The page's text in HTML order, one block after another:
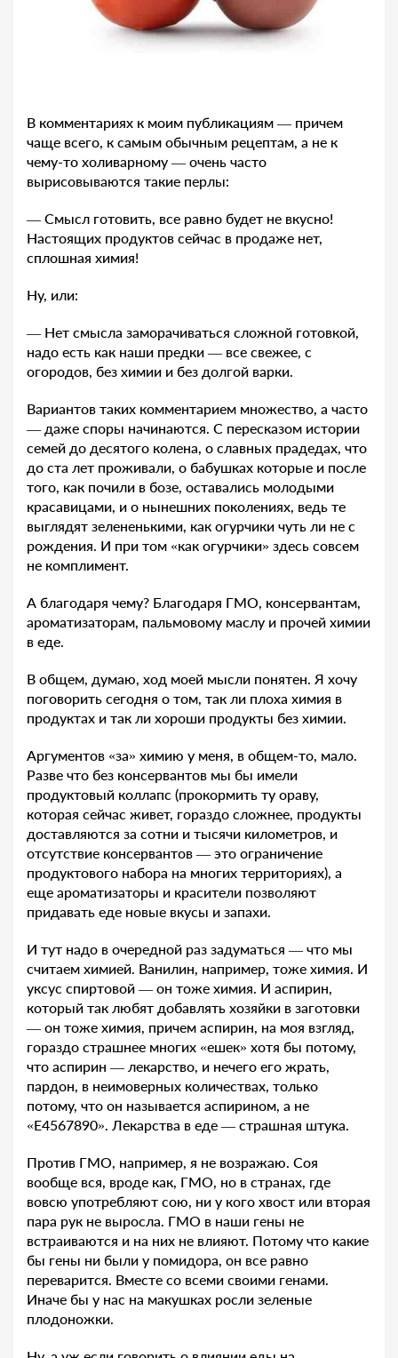
В комментариях к моим публикациям — причем
чаще всего, к самым обычным рецептам, а не к
чему-то холиварному — очень часто
вырисовываются такие перлы:
— Смысл готовить, все равно будет не вкусно!
Настоящих продуктов сейчас в продаже нет,
сплошная химия!
Ну, или:
— Нет смысла заморачиваться сложной готовкой,
надо есть как наши предки — все свежее, с
огородов, без химии и без долгой варки.
Вариантов таких комментарием множество, а часто
— даже споры начинаются. С пересказом истории
семей до десятого колена, о славных прадедах, что
до ста лет проживали, о бабушках которые и после
того, как почили в бозе, оставались молодыми
красавицами, и о нынешних поколениях, ведь те
выглядят зелененькими, как огурчики чуть ли не с
рождения. И при том «как огурчики» здесь совсем
не комплимент.
А благодаря чему? Благодаря ГМО, консервантам,
ароматизаторам, пальмовому маслу и прочей химии
в еде.
В общем, думаю, ход моей мысли понятен. Я хочу
поговорить сегодня о том, так ли плоха химия в
продуктах и так ли хороши продукты без химии.
Аргументов «за» химию у меня, в общем-то, мало.
Разве что без консервантов мы бы имели
продуктовый коллапс (прокормить ту ораву,
которая сейчас живет, гораздо сложнее, продукты
доставляются за сотни и тысячи километров, и
отсутствие консервантов — это ограничение
продуктового набора на многих территориях), а
еще ароматизаторы и красители позволяют
придавать еде новые вкусы и запахи.
И тут надо в очередной раз задуматься — что мы
считаем химией. Ванилин, например, тоже химия. И
уксус спиртовой — он тоже химия. И аспирин,
который так любят добавлять хозяйки в заготовки
— он тоже химия, причем аспирин, на моя взгляд,
гораздо страшнее многих «ешек» хотя бы потому,
что аспирин — лекарство, и нечего его жрать,
пардон, в неимоверных количествах, только
потому, что он называется аспирином, а не
«E4567890». Лекарства в еде — страшная штука.
Против ГМО, например, я не возражаю. Соя
вообще вся, вроде как, ГМО, но в странах, где
вовсю употребляют сою, ни у кого хвост или вторая
пара рук не выросла. ГМО в наши гены не
встраиваются и на них не влияют. Потому что какие
бы гены ни были у помидора, он все равно
переварится. Вместе со всеми своими генами.
Иначе бы у нас на макушках росли зеленые
плодоножки.